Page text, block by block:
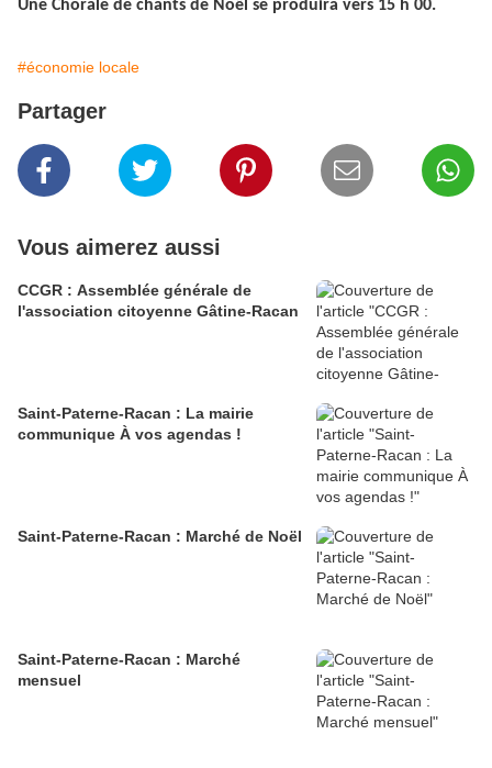
Une Chorale de chants de Noël se produira vers 15 h 00.
#économie locale
Partager
Vous aimerez aussi
CCGR : Assemblée générale de
l'association citoyenne Gâtine-Racan
Saint-Paterne-Racan : La mairie
communique À vos agendas !
Saint-Paterne-Racan : Marché de Noël
Saint-Paterne-Racan : Marché
mensuel